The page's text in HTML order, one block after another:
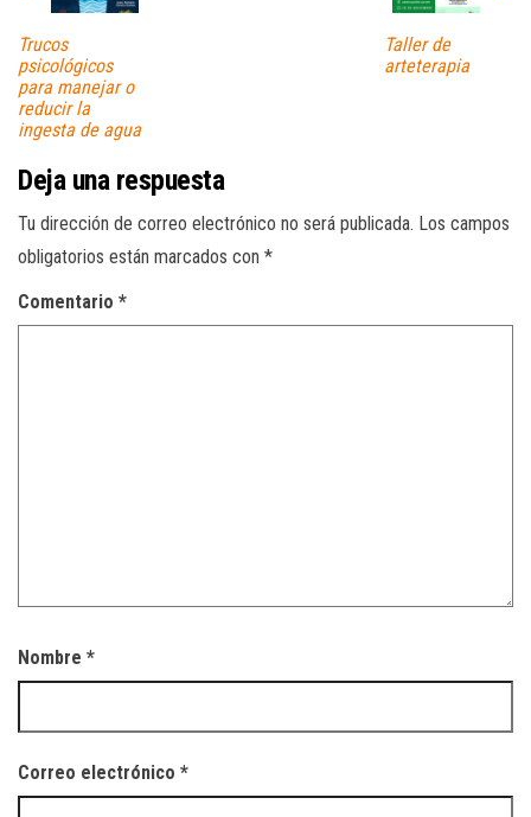
Trucos
psicológicos
para manejar o
reducir la
ingesta de agua
Taller de
arteterapia
Deja una respuesta
Tu dirección de correo electrónico no será publicada. Los campos
obligatorios están marcados con *
Comentario *
Nombre *
Correo electrónico *